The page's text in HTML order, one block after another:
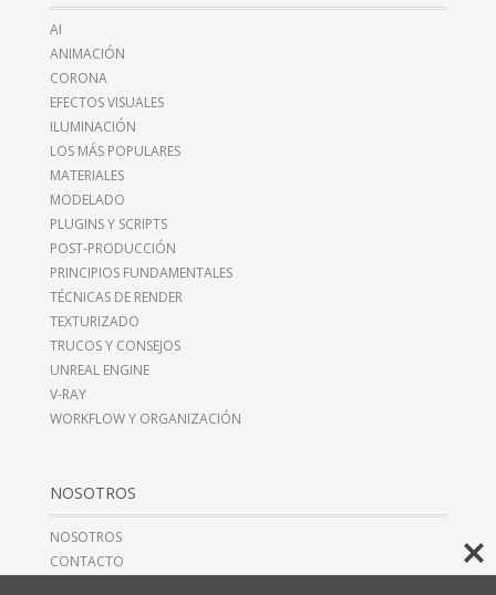
AI
ANIMACIÓN
CORONA
EFECTOS VISUALES
ILUMINACIÓN
LOS MÁS POPULARES
MATERIALES
MODELADO
PLUGINS Y SCRIPTS
POST-PRODUCCIÓN
PRINCIPIOS FUNDAMENTALES
TÉCNICAS DE RENDER
TEXTURIZADO
TRUCOS Y CONSEJOS
UNREAL ENGINE
V-RAY
WORKFLOW Y ORGANIZACIÓN
NOSOTROS
NOSOTROS
CONTACTO